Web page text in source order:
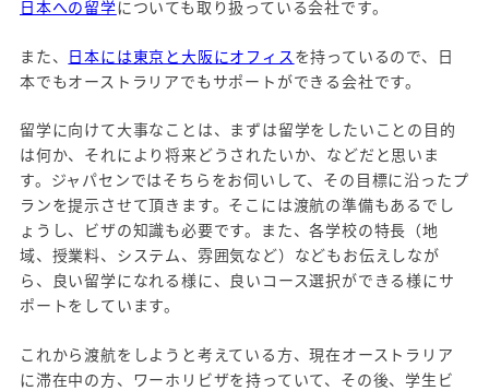
日本への留学についても取り扱っている会社です。
また、 日本には東京と大阪にオフィス を持っているので、日
本でもオーストラリアでもサポートができる会社です。
留学に向けて大事なことは、まずは留学をしたいことの目的
は何か、それにより将来どうされたいか、などだと思いま
す。ジャパセンではそちらをお伺いして、その目標に沿ったプ
ランを提示させて頂きます。そこには渡航の準備もあるでし
ょうし、ビザの知識も必要です。また、各学校の特長（地
域、授業料、システム、雰囲気など）などもお伝えしなが
ら、良い留学になれる様に、良いコース選択ができる様にサ
ポートをしています。
これから渡航をしようと考えている方、現在オーストラリア
に滞在中の方、ワーホリビザを持っていて、その後、学生ビ